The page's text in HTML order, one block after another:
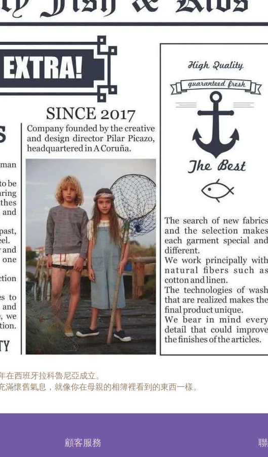
在西班牙拉科魯尼亞成立。
懷舊氣息，就像你在母親的相簿裡看到的東西一樣。
顧客服務